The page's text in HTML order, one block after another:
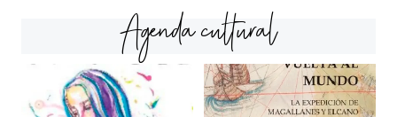
Agenda cultural